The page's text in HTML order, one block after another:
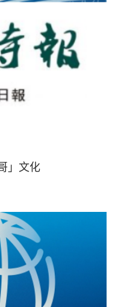
」文化